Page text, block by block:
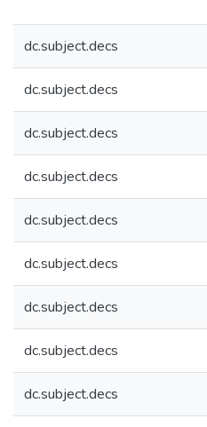
dc.subject.decs
dc.subject.decs
dc.subject.decs
dc.subject.decs
dc.subject.decs
dc.subject.decs
dc.subject.decs
dc.subject.decs
dc.subject.decs